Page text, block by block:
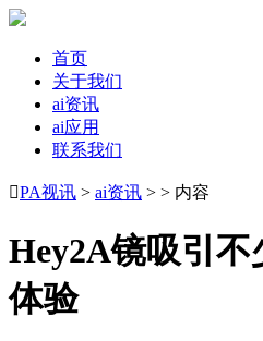
首页
关于我们
ai资讯
ai应用
联系我们
PA视讯 > ai资讯 > > 内容
Hey2A镜吸引
体验